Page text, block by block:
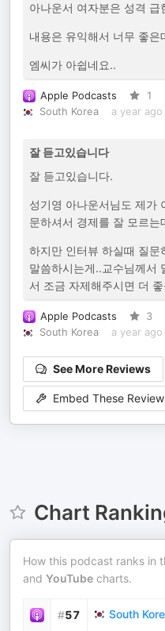
아나운서 여자분은 성격 급
내용은 유익해서 너무 좋은
엠씨가 아쉽네요..
Apple Podcasts 1
South Korea
a year ago
잘 듣고있습니다
잘 듣고있습니다.
성기영 아나운서님도 제가
문하셔서 경제를 잘 모르는
하지만 인터뷰 하실때 질문
말씀하시는게..교수님께서
서 조금 자제해주시면 더
Apple Podcasts 3
South Korea
a year ago
See More Reviews
Embed These
Chart
How this podcast ranks in
and YouTube charts.
#57 South